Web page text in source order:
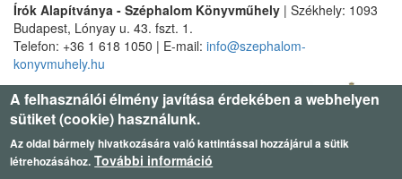
Írók Alapítványa - Széphalom Könyvműhely | Székhely: 1093
Budapest, Lónyay u. 43. fszt. 1.
Telefon: +36 1 618 1050 | E-mail: info@szephalom-
konyvmuhely.hu
A felhasználói élmény javítása érdekében a webhelyen
sütiket (cookie) használunk.
Az oldal bármely hivatkozására való kattintással hozzájárul a sütik
létrehozásához. További információ